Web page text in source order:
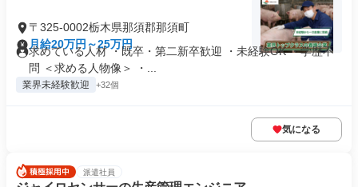
〒325-0002栃木県那須郡那須町
月給20万円～25万円
求めている人材 ・既卒・第二新卒歓迎 ・未経験OK ・学歴不
問 ＜求める人物像＞ ・...
業界未経験歓迎 +32個
気になる
派遣社員